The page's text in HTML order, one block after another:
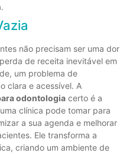
não precisam ser uma dor
de receita inevitável em
um problema de
clara e acessível. A
odontologia certo é a
clínica pode tomar para
a sua agenda e melhorar
Ele transforma a
criando um ambiente de